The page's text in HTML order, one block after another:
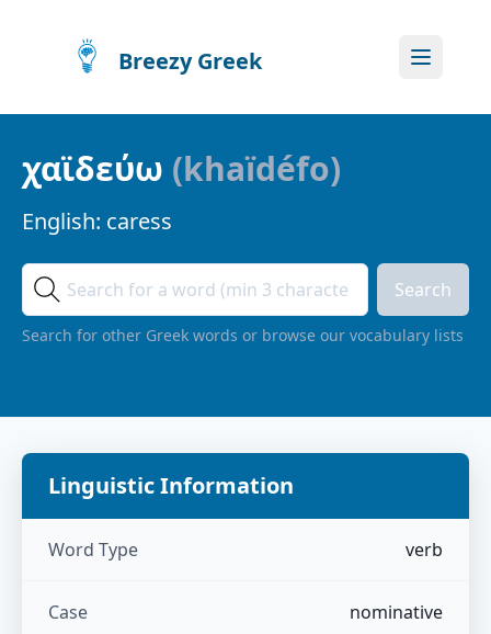
Breezy Greek
χαϊδεύω (khaïdéfo)
English: caress
Search
Search for other Greek words or browse our vocabulary lists
Linguistic Information
Word Type verb
Case nominative